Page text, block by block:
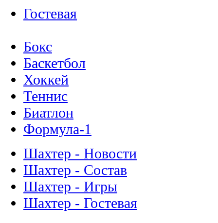
Гостевая
Бокс
Баскетбол
Хоккей
Теннис
Биатлон
Формула-1
Шахтер - Новости
Шахтер - Состав
Шахтер - Игры
Шахтер - Гостевая